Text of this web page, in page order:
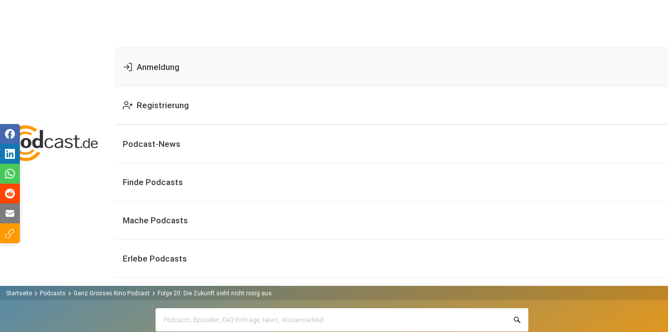
Anmeldung
Registrierung
Podcast-News
Finde Podcasts
Mache Podcasts
Erlebe Podcasts
Startseite Podcasts Ganz Grosses Kino Podcast Folge 20: Die Zukunft sieht nicht rosig aus